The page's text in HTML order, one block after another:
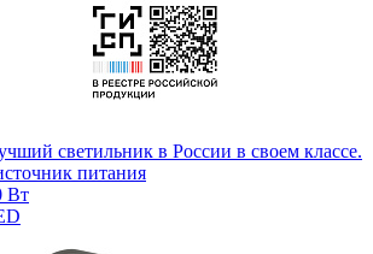
светильник в России в своем классе.
питания
Вт